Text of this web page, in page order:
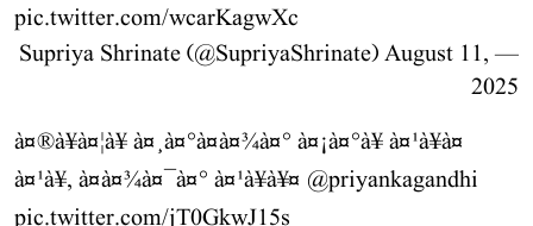
pic.twitter.com/wcarKagwXc
— Supriya Shrinate (@SupriyaShrinate)
August 11,
2025
à¤®à¥à¤¦à¥ à¤¸à¤°à¤à¤¾à¤° à¤¡à¤°à¥ à¤¹à¥à¤
à¤¹à¥, à¤à¤¾à¤¯à¤° à¤¹à¥à¥¤ @priyankagandhi
pic.twitter.com/jT0GkwJ15s